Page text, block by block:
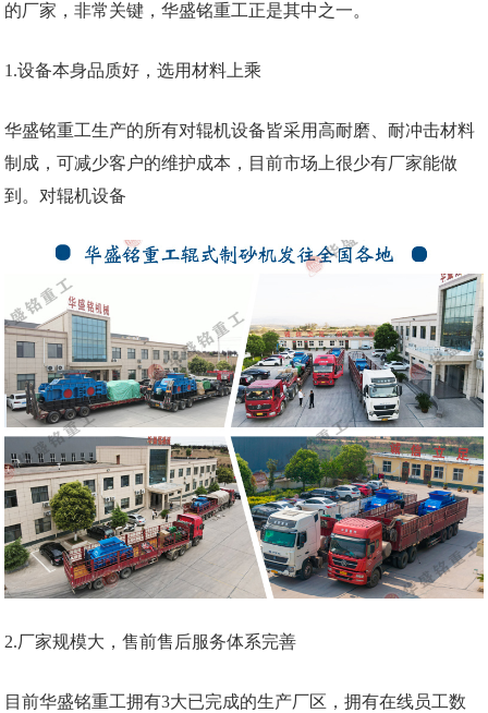
的厂家，非常关键，华盛铭重工正是其中之一。
1.设备本身品质好，选用材料上乘
华盛铭重工生产的所有对辊机设备皆采用高耐磨、耐冲击材料
制成，可减少客户的维护成本，目前市场上很少有厂家能做
到。对辊机设备
2.厂家规模大，售前售后服务体系完善
目前华盛铭重工拥有3大已完成的生产厂区，拥有在线员工数